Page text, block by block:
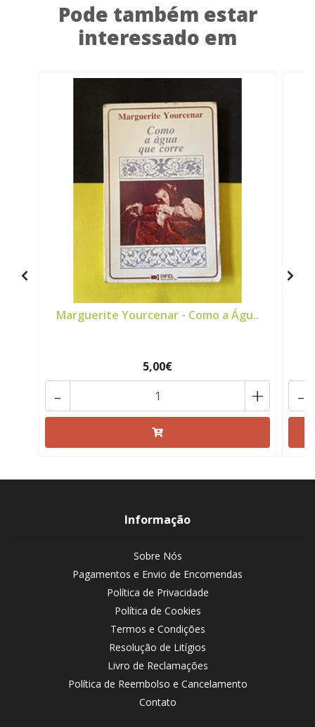
Pode também estar
interessado em
Marguerite Yourcenar - Como a Águ..
5,00€
+
- -
Informação
Sobre Nós
Pagamentos e Envio de Encomendas
Política de Privacidade
Política de Cookies
Termos e Condições
Resolução de Litígios
Livro de Reclamações
Política de Reembolso e Cancelamento
Contato